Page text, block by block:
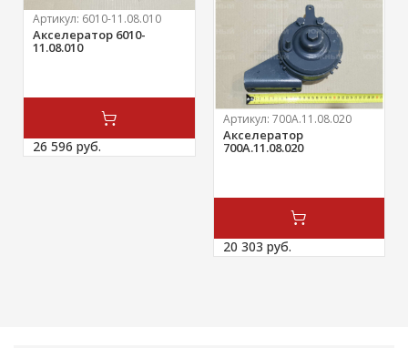
Артикул: 6010-11.08.010
Акселератор 6010-
11.08.010
26 596 руб.
Артикул: 700А.11.08.020
Акселератор
700А.11.08.020
20 303 руб.